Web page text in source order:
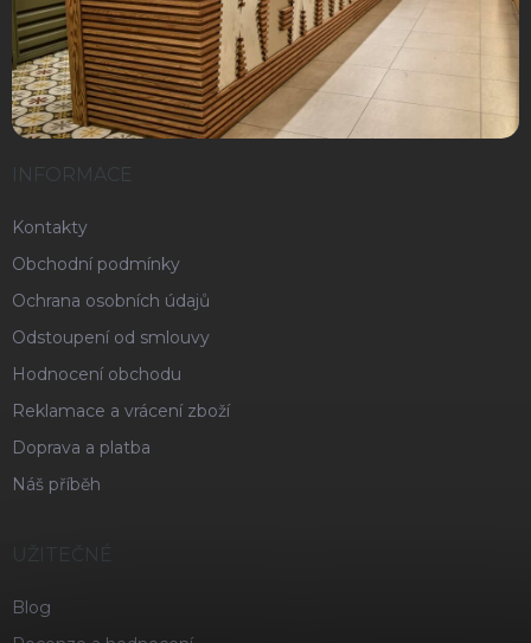
INFORMACE
Kontakty
Obchodní podmínky
Ochrana osobních údajů
Odstoupení od smlouvy
Hodnocení obchodu
Reklamace a vrácení zboží
Doprava a platba
Náš příběh
UŽITEČNÉ
Blog